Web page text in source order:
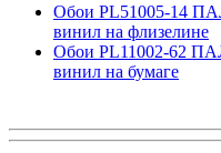
Обои PL51005-14
винил на флизелине
Обои PL11002-62
винил на бумаге